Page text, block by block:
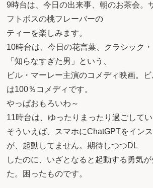
9時台は、今日の出来事、朝のお茶会。
フトボスの桃フレーバーの
ティーを楽しみます。
10時台は、今日の花言葉、クラシック
「知らなすぎた男」という、
ビル・マーレー主演のコメディ映画。
は100％コメディです。
やっぱおもろいわ～
11時台は、ゆったりまったり過ごしてい
そういえば、スマホにChatGPTをイン
が、起動してません。期待しつつDL
したのに、いざとなると起動する勇気
た。困ったものです。